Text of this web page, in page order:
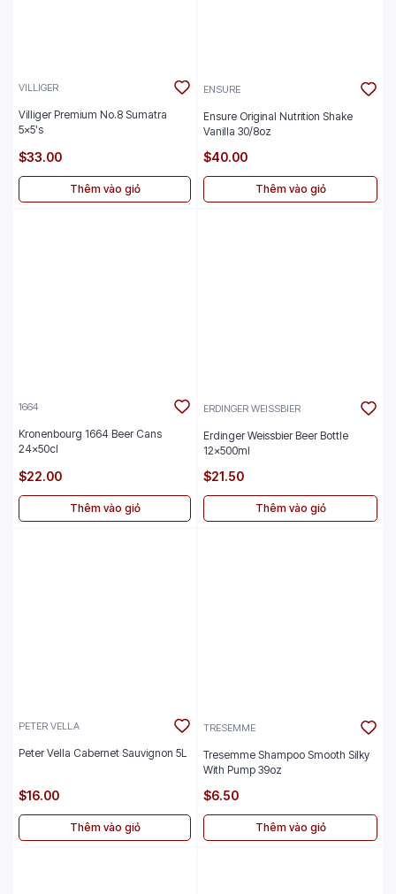
VILLIGER
Villiger Premium No.8 Sumatra
5x5's
$33.00
Thêm vào giỏ
ENSURE
Ensure Original Nutrition Shake
Vanilla 30/8oz
$40.00
Thêm vào giỏ
1664
Kronenbourg 1664 Beer Cans
24x50cl
$22.00
Thêm vào giỏ
ERDINGER WEISSBIER
Erdinger Weissbier Beer Bottle
12x500ml
$21.50
Thêm vào giỏ
PETER VELLA
Peter Vella Cabernet Sauvignon 5L
$16.00
Thêm vào giỏ
TRESEMME
Tresemme Shampoo Smooth Silky
With Pump 39oz
$6.50
Thêm vào giỏ